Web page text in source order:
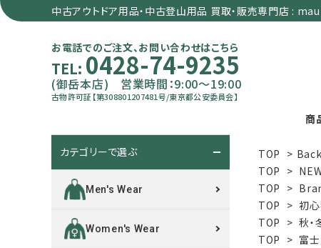
中古アウトドア用品・中古登山用品 買取・販売専門店 :
お電話でのご注文、お問い合わせはこちら
TEL: 0428-74-9235
(御岳本店) 営業時間：9:00～19:00
古物許可証【第308801207481号/東京都公安委員会】
商
TOP >
TOP >
TOP >
TOP > 初
TOP > 秋・
TOP > 富
カテゴリーで選ぶ
Men's Wear
Women's Wear